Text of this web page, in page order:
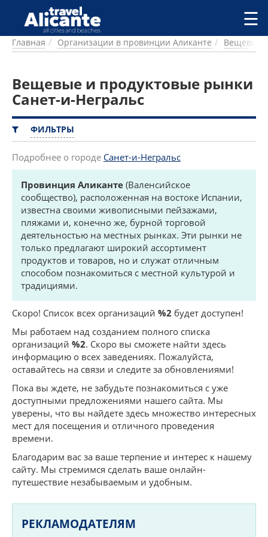
Перейти к основному содержанию
ГОРОДА
ПИТАНИЕ
ПРОЖИВАНИЕ
ДОСТОПРИМЕЧАТЕЛЬНОСТИ
КЕМПИНГ
КОМАРКИ (РАЙОНЫ)
РЕЦЕПТЫ
ПРЕДЛОЖЕНИЯ
СТАТЬИ
УСЛУГИ
☰
Главная Организации в провинции Аликанте Вещевые
Вещевые и продуктовые рынки
Санет-и-Негральс
ФИЛЬТРЫ
Подробнее о городе Санет-и-Негральс
Провинция Аликанте (Валенсийское
сообщество), расположенная на востоке Испании,
известна своими живописными пейзажами,
пляжами и, конечно же, бурной торговой
деятельностью на местных рынках. Эти рынки не
только предлагают широкий ассортимент
продуктов и товаров, но и служат отличным
способом познакомиться с местной культурой и
традициями.
Скоро! Список всех организаций %2 будет доступен!
Мы работаем над созданием полного списка
организаций %2. Скоро вы сможете найти здесь
информацию о всех заведениях. Пожалуйста,
оставайтесь на связи и следите за обновлениями!
Пока вы ждете, не забудьте познакомиться с уже
доступными предложениями нашего сайта. Мы
уверены, что вы найдете здесь множество интересных
мест для посещения и отличного проведения
времени.
Благодарим вас за ваше терпение и интерес к нашему
сайту. Мы стремимся сделать ваше онлайн-
путешествие незабываемым и удобным.
РЕКЛАМОДАТЕЛЯМ